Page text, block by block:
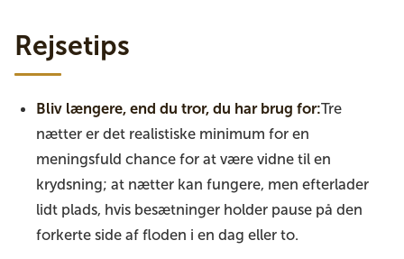
Rejsetips
Bliv længere, end du tror, du har brug for:Tre
nætter er det realistiske minimum for en
meningsfuld chance for at være vidne til en
krydsning; at nætter kan fungere, men efterlader
lidt plads, hvis besætninger holder pause på den
forkerte side af floden i en dag eller to.